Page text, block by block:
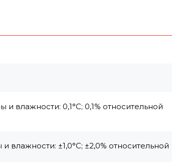
влажности: 0,1°С; 0,1% относительной
влажности: ±1,0°С; ±2,0% относительной